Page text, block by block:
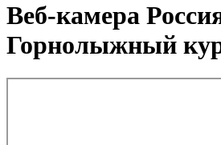
Веб-камера
Горнолыжный